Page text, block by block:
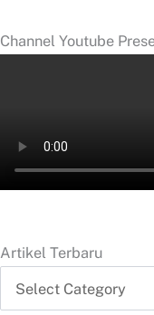
Channel Youtube
Artikel Terbaru
Terbaru